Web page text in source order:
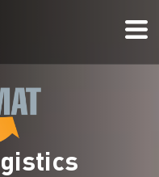
gistics